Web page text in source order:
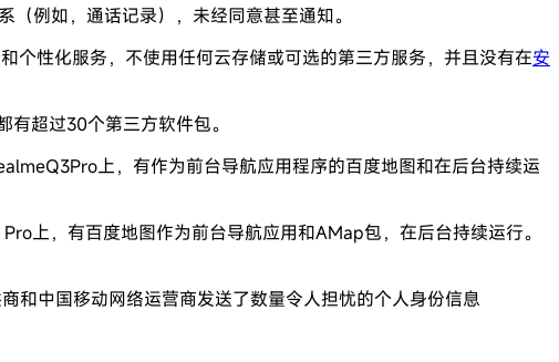
例如，通话记录），未经同意甚至通知。
个性化服务，不使用任何云存储或可选的第三方服务，并且没有在安
超过30个第三方软件包。
上，有作为前台导航应用程序的百度地图和在后台持续运
上，有百度地图作为前台导航应用和AMap包，在后台持续运行。
和中国移动网络运营商发送了数量令人担忧的个人身份信息